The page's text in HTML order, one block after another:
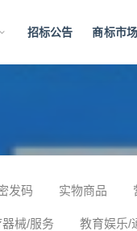
招标公告 商标市场
发码 实物商品
器械/服务 教育娱乐/